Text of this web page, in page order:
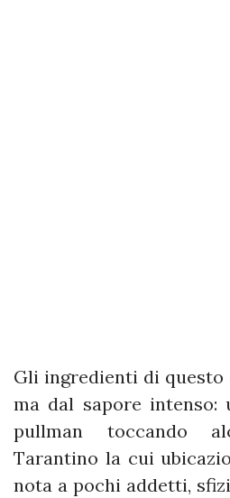
Gli ingredienti di questo
ma dal sapore
pullman toccando
Tarantino la cui
nota a pochi addetti,